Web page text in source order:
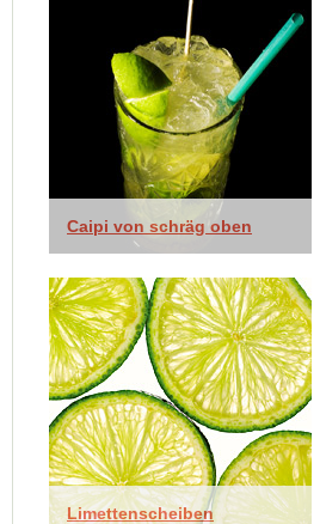
Caipi von schräg oben
Limettenscheiben